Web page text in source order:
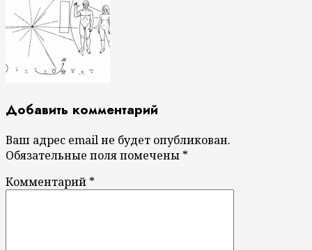
Добавить комментарий
Ваш адрес email не будет опубликован.
Обязательные поля помечены *
Комментарий *